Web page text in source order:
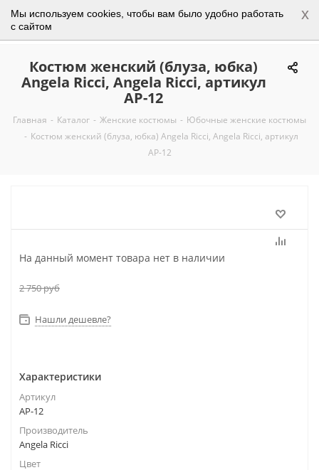
Мы используем cookies, чтобы вам было удобно работать
с сайтом
x
0
Костюм женский (блуза, юбка)
Angela Ricci, Angela Ricci, артикул
АР-12
Главная - Каталог - Женские костюмы - Юбочные женские костюмы
- Костюм женский (блуза, юбка) Angela Ricci, Angela Ricci, артикул
АР-12
На данный момент товара нет в наличии
2 750руб
Нашли дешевле?
Характеристики
Артикул
АР-12
Производитель
Angela Ricci
Цвет